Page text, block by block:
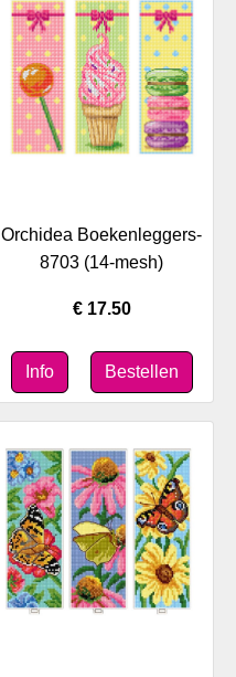
Orchidea Boekenleggers-
8703 (14-mesh)
€ 17.50